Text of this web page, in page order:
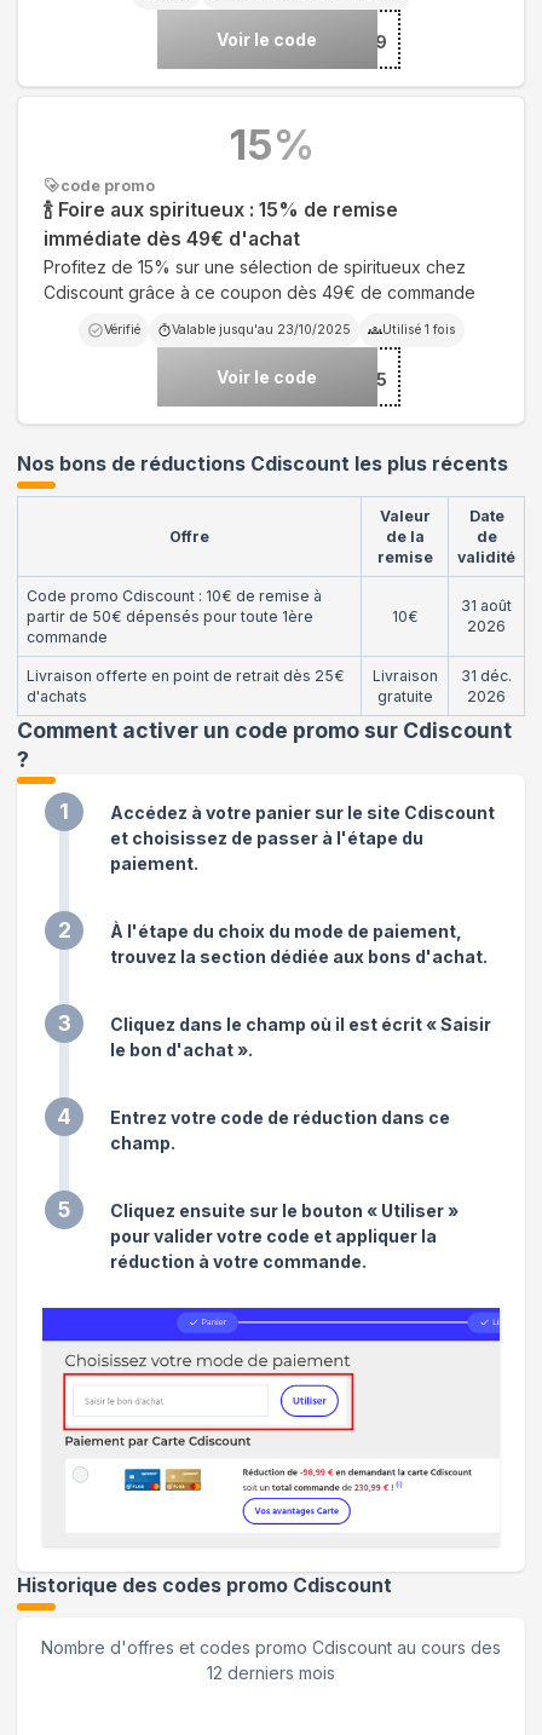
Voir le code***0D139
code promo
🍾 Foire aux spiritueux : 15% de remise
immédiate dès 49€ d'achat
Profitez de 15% sur une sélection de spiritueux chez
Cdiscount grâce à ce coupon dès 49€ de commande
Vérifié Valable jusqu'au 23/10/2025 Utilisé 1 fois
Voir le code ***15
15%
Nos bons de réductions Cdiscount les plus récents
Offre
Valeur
de la
remise
Date
de
validité
Code promo Cdiscount : 10€ de remise à
partir de 50€ dépensés pour toute 1ère
commande
10€
31 août
2026
Livraison offerte en point de retrait dès 25€
d'achats
Livraison
gratuite
31 déc.
2026
Comment activer un code promo sur Cdiscount
?
1
Accédez à votre panier sur le site Cdiscount
et choisissez de passer à l'étape du
paiement.
2
À l'étape du choix du mode de paiement,
trouvez la section dédiée aux bons d'achat.
3
Cliquez dans le champ où il est écrit « Saisir
le bon d'achat ».
4
Entrez votre code de réduction dans ce
champ.
5
Cliquez ensuite sur le bouton « Utiliser »
pour valider votre code et appliquer la
réduction à votre commande.
Historique des codes promo Cdiscount
Nombre d'offres et codes promo Cdiscount au cours des
12 derniers mois